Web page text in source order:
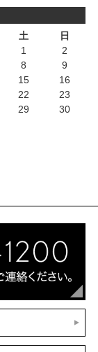
土 日
1
2
8
9
15
16
22
23
29
30